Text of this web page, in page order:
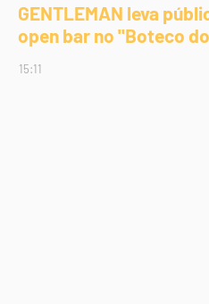
GENTLEMAN leva
open bar no "Boteco
15:11